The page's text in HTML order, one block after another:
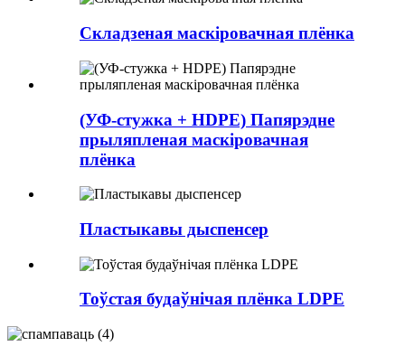
Складзеная маскіровачная плёнка
(УФ-стужка + HDPE) Папярэдне
прыляпленая маскіровачная
плёнка
Пластыкавы дыспенсер
Тоўстая будаўнічая плёнка LDPE